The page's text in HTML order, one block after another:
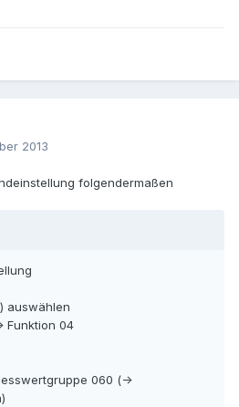
2013
folgendermaßen
auswählen
Funktion 04
060 (->